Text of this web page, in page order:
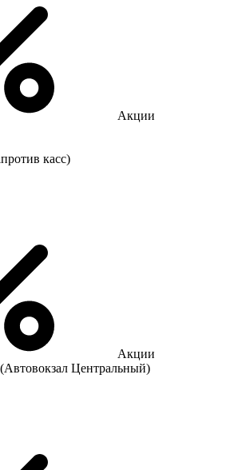
Акции
касс)
Акции
Центральный)